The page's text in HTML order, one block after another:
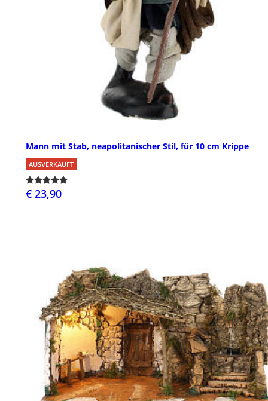
Mann mit Stab, neapolitanischer Stil, für 10 cm Krippe
AUSVERKAUFT
€ 23,90